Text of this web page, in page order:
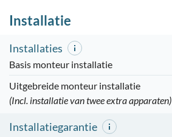
Installatie
Installaties
Basis monteur installatie
Uitgebreide monteur installatie
(Incl. installatie van twee extra apparaten)
Installatiegarantie